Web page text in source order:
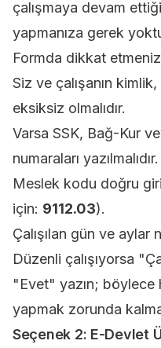
çalışmaya devam
yapmanıza gerek
Formda dikkat
Siz ve çalışanın
eksiksiz olmalıdır.
Varsa SSK, Bağ-Kur
numaraları yazılmalıdır.
Meslek kodu doğru
için: 9112.03).
Çalışılan gün ve aylar
Düzenli çalışıyorsa
"Evet" yazın; böylece
yapmak zorunda
Seçenek 2: E-Devlet